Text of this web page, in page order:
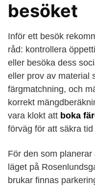
besöket
Inför ett besök
råd: kontrollera
eller besöka dess
eller prov av material
färgmatchning, och
korrekt
vara klokt att boka
förväg för att säkra
För den som
läget på
brukar finnas